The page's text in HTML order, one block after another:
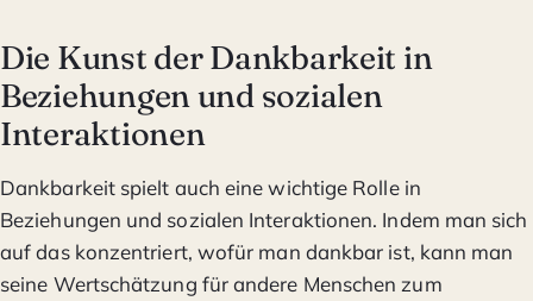
Die Kunst der Dankbarkeit in
Beziehungen und sozialen
Interaktionen
Dankbarkeit spielt auch eine wichtige Rolle in
Beziehungen und sozialen Interaktionen. Indem man sich
auf das konzentriert, wofür man dankbar ist, kann man
seine Wertschätzung für andere Menschen zum